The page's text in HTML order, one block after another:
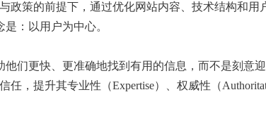
政策的前提下，通过优化网站内容、技术结构和用
：以用户为中心。
们更快、更准确地找到有用的信息，而不是刻意
，提升其专业性（Expertise）、权威性（